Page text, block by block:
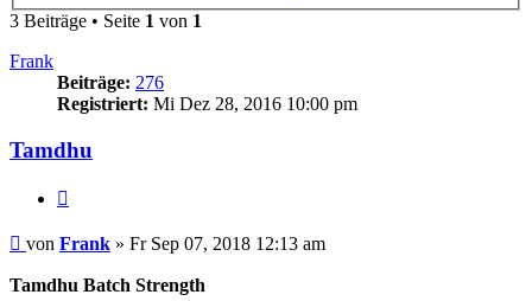
3 Beiträge • Seite 1 von 1
Frank
Beiträge: 276
Registriert: Mi Dez 28, 2016 10:00 pm
Tamdhu
Beitrag
von Frank » Fr Sep 07, 2018 12:13 am
Tamdhu Batch Strength